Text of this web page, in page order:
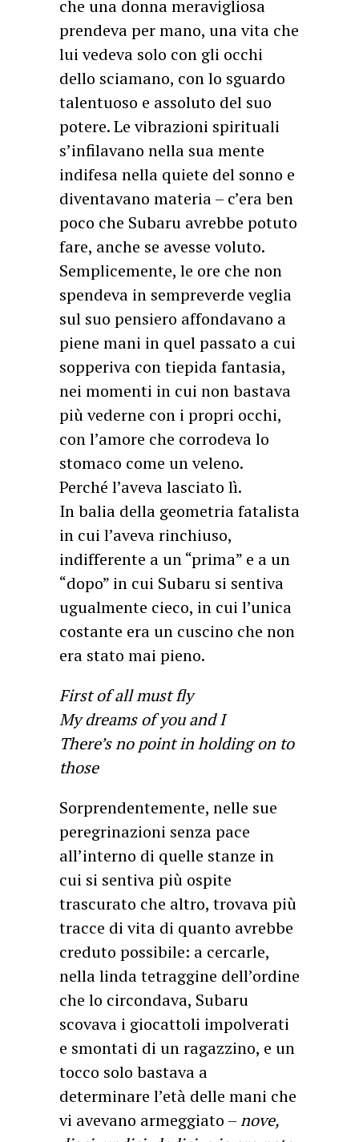
che una donna meravigliosa
prendeva per mano, una vita che
lui vedeva solo con gli occhi
dello sciamano, con lo sguardo
talentuoso e assoluto del suo
potere. Le vibrazioni spirituali
s’infilavano nella sua mente
indifesa nella quiete del sonno e
diventavano materia – c’era ben
poco che Subaru avrebbe potuto
fare, anche se avesse voluto.
Semplicemente, le ore che non
spendeva in sempreverde veglia
sul suo pensiero affondavano a
piene mani in quel passato a cui
sopperiva con tiepida fantasia,
nei momenti in cui non bastava
più vederne con i propri occhi,
con l’amore che corrodeva lo
stomaco come un veleno.
Perché l’aveva lasciato lì.
In balia della geometria fatalista
in cui l’aveva rinchiuso,
indifferente a un “prima” e a un
“dopo” in cui Subaru si sentiva
ugualmente cieco, in cui l’unica
costante era un cuscino che non
era stato mai pieno.
First of all must fly
My dreams of you and I
There’s no point in holding on to
those
Sorprendentemente, nelle sue
peregrinazioni senza pace
all’interno di quelle stanze in
cui si sentiva più ospite
trascurato che altro, trovava più
tracce di vita di quanto avrebbe
creduto possibile: a cercarle,
nella linda tetraggine dell’ordine
che lo circondava, Subaru
scovava i giocattoli impolverati
e smontati di un ragazzino, e un
tocco solo bastava a
determinare l’età delle mani che
vi avevano armeggiato –nove,